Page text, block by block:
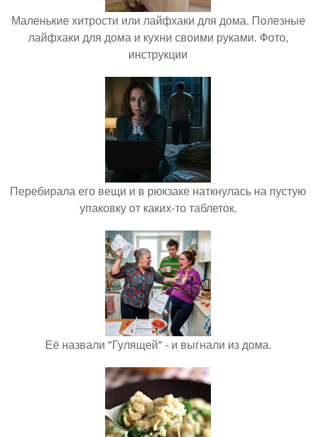
Маленькие хитрости или лайфхаки для дома. Полезные
лайфхаки для дома и кухни своими руками. Фото,
инструкции
Перебирала его вещи и в рюкзаке наткнулась на пустую
упаковку от каких-то таблеток.
Её назвали "Гулящей" - и выгнали из дома.